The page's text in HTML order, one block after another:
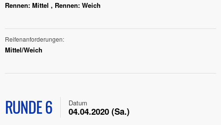
Rennen: Mittel , Rennen: Weich
Reifenanforderungen
Mittel/Weich
RUNDE 6 Datum
04.04.2020 (Sa.)